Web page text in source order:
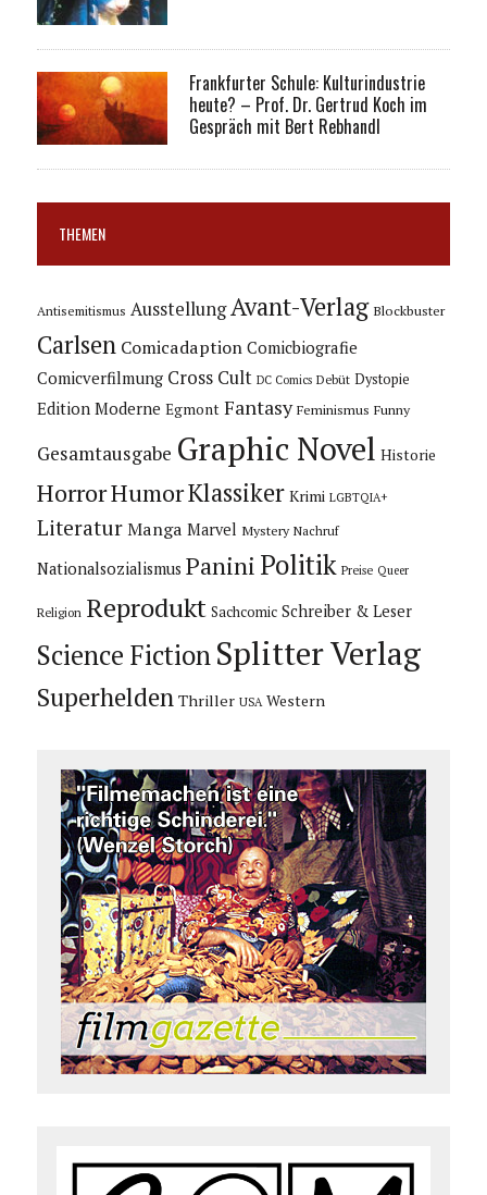
Frankfurter Schule: Kulturindustrie
heute? – Prof. Dr. Gertrud Koch im
Gespräch mit Bert Rebhandl
THEMEN
Antisemitismus Ausstellung Avant-Verlag Blockbuster
Carlsen Comicadaption Comicbiografie
Comicverfilmung Cross Cult DC Comics Debüt Dystopie
Edition Moderne Egmont Fantasy Feminismus Funny
Gesamtausgabe Graphic Novel Historie
HorrorHumorKlassiker Krimi LGBTQIA+
Literatur Manga Marvel Mystery Nachruf
Nationalsozialismus Panini Politik Preise Queer
Religion Reprodukt Sachcomic Schreiber & Leser
Science Fiction Splitter Verlag
Superhelden Thriller USA Western